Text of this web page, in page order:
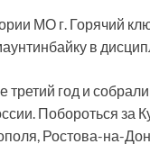
МО г. Горячий
в
год и
Побороться
Ростова-на-